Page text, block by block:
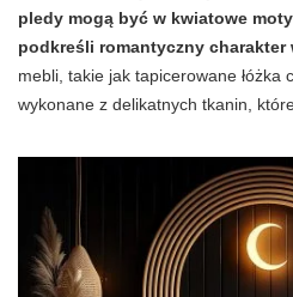
pledy mogą być w kwiatowe
podkreśli romantyczny charakter
mebli, takie jak tapicerowane łóżka
wykonane z delikatnych tkanin,